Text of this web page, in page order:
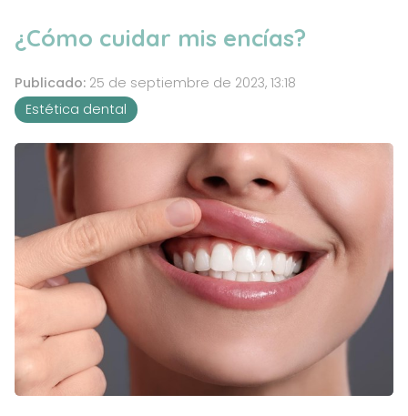
¿Cómo cuidar mis encías?
Publicado: 25 de septiembre de 2023, 13:18
Estética dental